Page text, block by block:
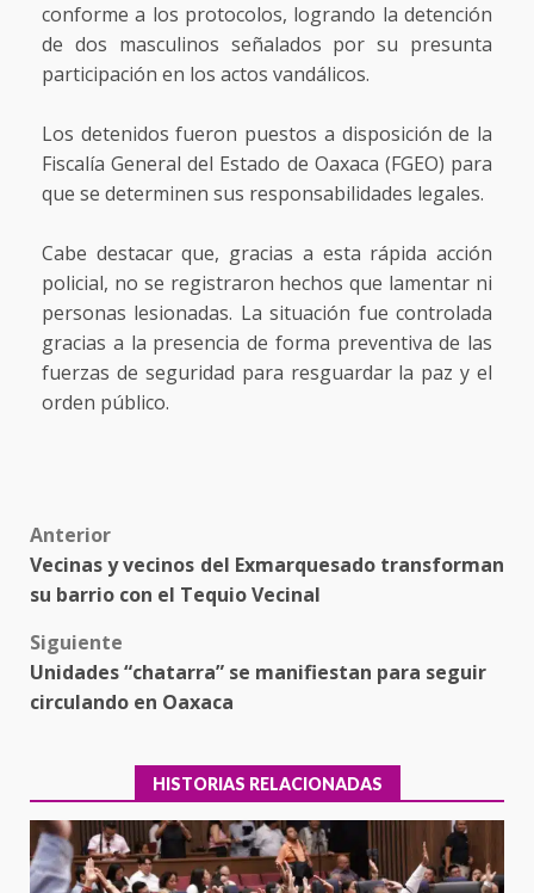
conforme a los protocolos, logrando la detención
de dos masculinos señalados por su presunta
participación en los actos vandálicos.
Los detenidos fueron puestos a disposición de la
Fiscalía General del Estado de Oaxaca (FGEO) para
que se determinen sus responsabilidades legales.
Cabe destacar que, gracias a esta rápida acción
policial, no se registraron hechos que lamentar ni
personas lesionadas. La situación fue controlada
gracias a la presencia de forma preventiva de las
fuerzas de seguridad para resguardar la paz y el
orden público.
Post
navigation
Anterior
Vecinas y vecinos del Exmarquesado transforman
su barrio con el Tequio Vecinal
Siguiente
Unidades “chatarra” se manifiestan para seguir
circulando en Oaxaca
HISTORIAS RELACIONADAS